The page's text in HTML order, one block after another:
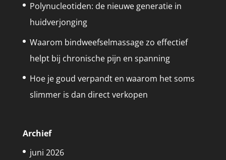
Polynucleotiden: de nieuwe generatie in
huidverjonging
Waarom bindweefselmassage zo effectief
helpt bij chronische pijn en spanning
Hoe je goud verpandt en waarom het soms
slimmer is dan direct verkopen
Archief
juni 2026